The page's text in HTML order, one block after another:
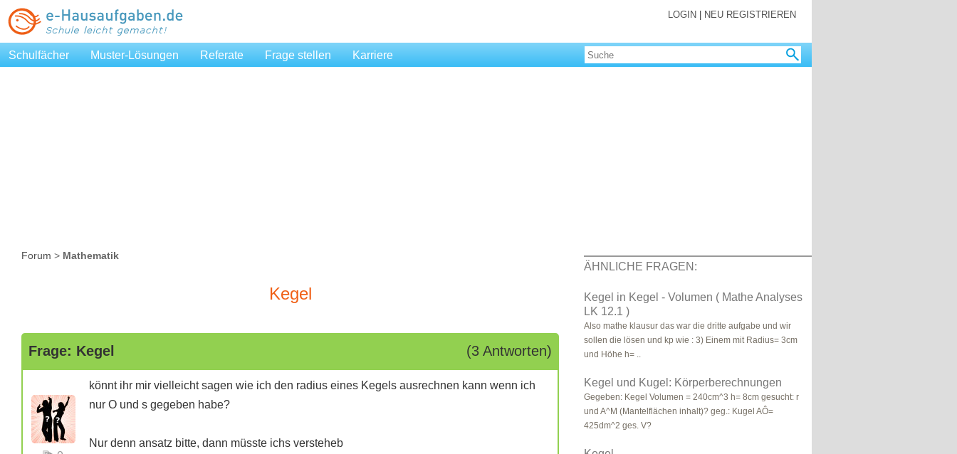
LOGIN NEU REGISTRIEREN
Schulfächer Muster-Lösungen Referate Frage stellen Karriere
Forum > Mathematik
Kegel
Frage: Kegel (3 Antworten)
könnt ihr mir vielleicht sagen wie ich den radius eines Kegels ausrechnen kann wenn ich
nur O und s gegeben habe?
Nur denn ansatz bitte, dann müsste ichs versteheb
ÄHNLICHE FRAGEN:
Kegel in Kegel - Volumen ( Mathe Analyses
LK 12.1 )
Also mathe klausur das war die dritte aufgabe und wir
sollen die lösen und kp wie : 3) Einem mit Radius= 3cm
und Höhe h= ..
Kegel und Kugel: Körperberechnungen
Gegeben: Kegel Volumen = 240cm^3 h= 8cm gesucht: r
und A^M (Mantelflächen inhalt)? geg.: Kugel AÔ=
425dm^2 ges. V?